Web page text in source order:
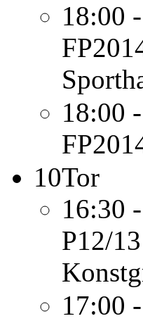
18:00
18:00
10Tor
16:30
P12/13
17:00